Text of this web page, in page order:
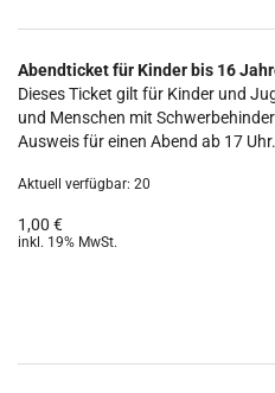
Abendticket für Kinder bis 16
Dieses Ticket gilt für Kinder und
und Menschen mit
Ausweis für einen Abend ab 17 Uhr.
Aktuell verfügbar: 20
1,00 €
inkl. 19% MwSt.